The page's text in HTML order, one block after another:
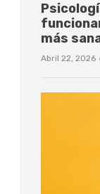
más
Abril 22, 2026